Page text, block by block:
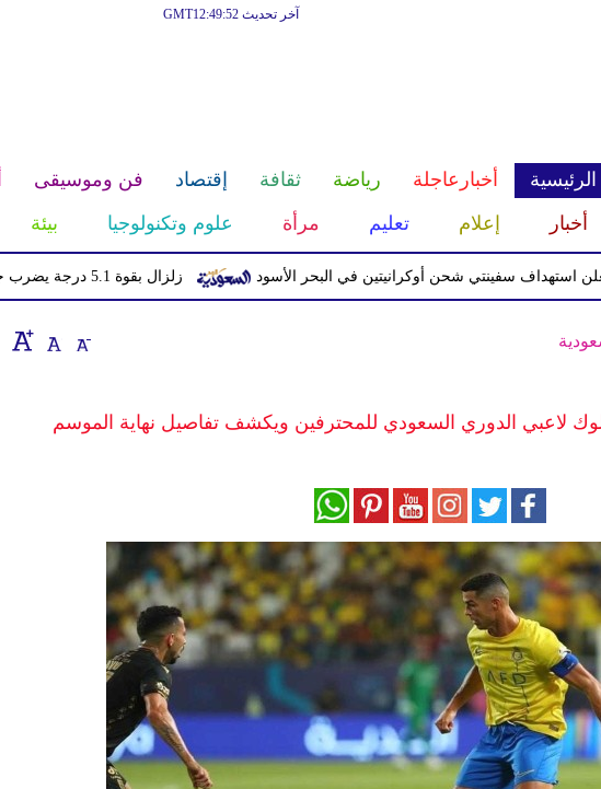
آخر تحديث GMT12:49:52
الرئيسية أخبارعاجلة رياضة ثقافة إقتصاد فن وموسيقى
أخبار
إعلام تعليم مرأة علوم وتكنولوجيا بيئة
زلزال بقوة 5.1 درجة يضرب جنوب اليابان دون تحذير من تسونامي سفينتي شحن أوكرانيتين في البحر الأسود
لاعبي الدوري السعودي للمحترفين ويكشف تفاصيل نهاية الموسم